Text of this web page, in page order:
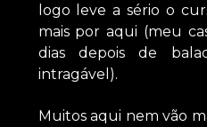
logo leve a sério o
mais por aqui (meu
dias depois de
intragável).
Muitos aqui nem vão